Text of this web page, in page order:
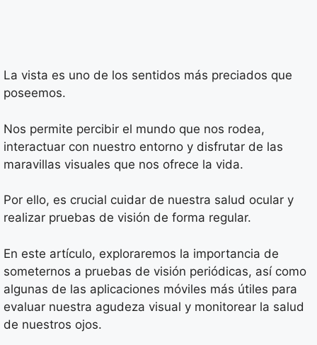
La vista es uno de los sentidos más preciados que
poseemos.
Nos permite percibir el mundo que nos rodea,
interactuar con nuestro entorno y disfrutar de las
maravillas visuales que nos ofrece la vida.
Por ello, es crucial cuidar de nuestra salud ocular y
realizar pruebas de visión de forma regular.
En este artículo, exploraremos la importancia de
someternos a pruebas de visión periódicas, así como
algunas de las aplicaciones móviles más útiles para
evaluar nuestra agudeza visual y monitorear la salud
de nuestros ojos.